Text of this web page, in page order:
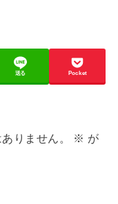
送る Pocket
りません。 ※ が